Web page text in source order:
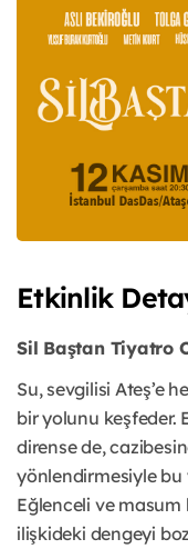
Etkinlik
Sil Baştan Tiyatro
Su, sevgilisi Ateş’e
bir yolunu keşfeder.
dirense de,
yönlendirmesiyle
Eğlenceli ve
ilişkideki dengeyi